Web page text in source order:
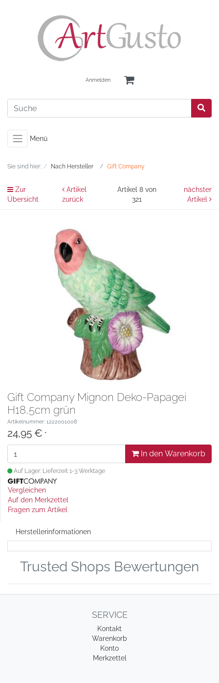
Anmelden
Menü
Sie sind hier: Nach Hersteller Gift Company
Zur
Übersicht
Artikel
zurück
Artikel 8 von
321
nächster
Artikel
Gift Company Mignon Deko-Papagei
H18,5cm grün
Artikelnummer: 1222001008
24,95 € *
In den Warenkorb
Auf Lager: Lieferzeit 1-3 Werktage
Vergleichen
Auf den Merkzettel
Fragen zum Artikel
Herstellerinformationen
Trusted Shops Bewertungen
SERVICE
Kontakt
Warenkorb
Konto
Merkzettel